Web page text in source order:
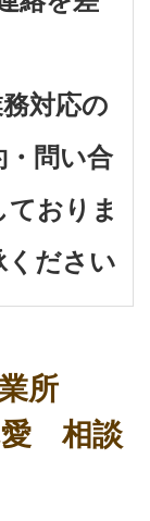
対応の
問い合
おりま
ください
所
愛 相談